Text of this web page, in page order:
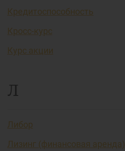
Кредитоспособность
Кросс-курс
Курс акции
Л
Либор
Лизинг (финансовая аренда)